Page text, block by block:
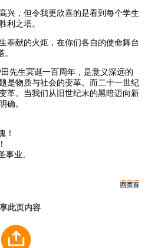
兴，但令我更欣喜的是看到每个学生
利之塔。
奉献的火炬，在你们各自的使命舞台
先生冥诞一百周年，是意义深远的
是物质与社会的变革。而二十一世纪
革。当我们从旧世纪末的黑暗迈向新
确。
！
事业。
此页内容